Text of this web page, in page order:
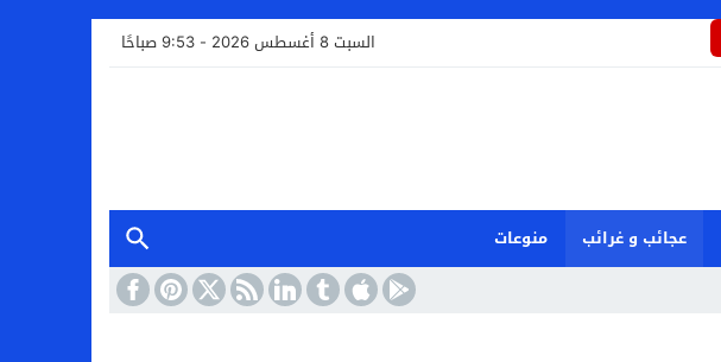
السبت 8 أغسطس 2026 - 9:53 صباحًا
عجائب و غرائب
منوعات